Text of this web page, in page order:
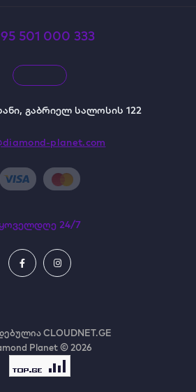
501 000 333
გაბრიელ სალოსის 122
planet.com
24/7
CLOUDNET.GE
Planet © 2026